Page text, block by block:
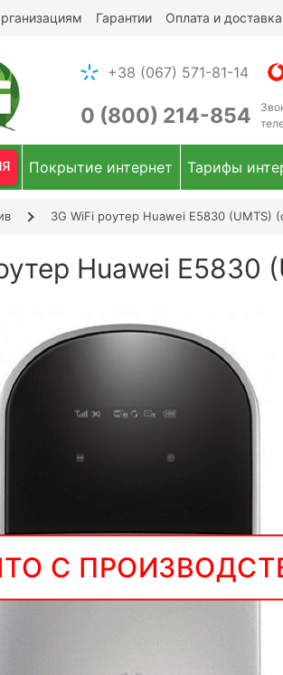
Гарантии Оплата и доставка
+38 (067) 571-81-14
0 (800) 214-854
Покрытие интернет Тарифы
3G WiFi роутер Huawei E5830
Huawei
С